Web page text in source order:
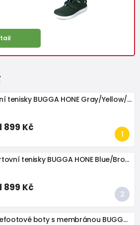
Dětské lehké sportovní tenisky BUGGA HONE Gray/Yellow/Black
899 Kč
Chlapecké lehké sportovní tenisky BUGGA HONE Blue/Brown/Green
899 Kč
dětské celoroční barefootové boty s membránou BUGGA OSCAR Blue B00191-04